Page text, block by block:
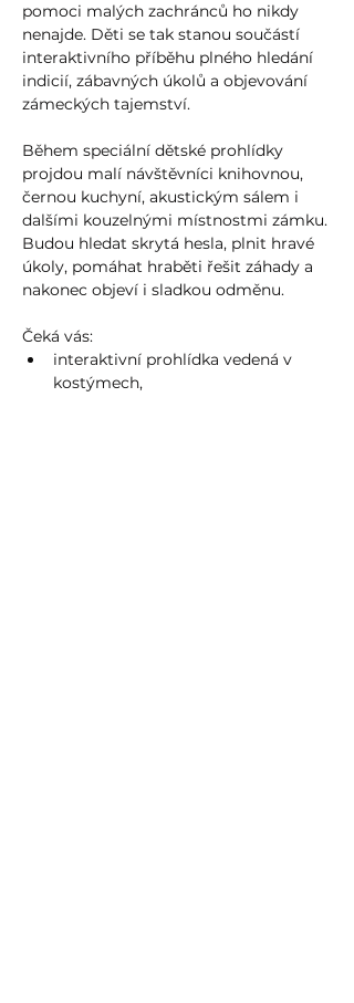
pomoci malých zachránců ho nikdy
nenajde. Děti se tak stanou součástí
interaktivního příběhu plného hledání
indicií, zábavných úkolů a objevování
zámeckých tajemství.
Během speciální dětské prohlídky
projdou malí návštěvníci knihovnou,
černou kuchyní, akustickým sálem i
dalšími kouzelnými místnostmi zámku.
Budou hledat skrytá hesla, plnit hravé
úkoly, pomáhat hraběti řešit záhady a
nakonec objeví i sladkou odměnu.
Čeká vás:
interaktivní prohlídka vedená v
kostýmech,